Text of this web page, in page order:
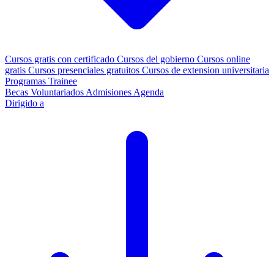
Cursos gratis con certificado Cursos del gobierno Cursos online
gratis Cursos presenciales gratuitos Cursos de extension universitaria
Programas Trainee
Becas Voluntariados Admisiones Agenda
Dirigido a